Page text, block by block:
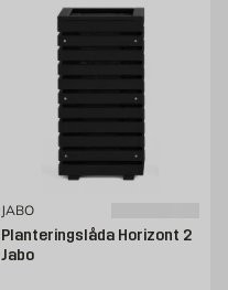
JABO
Planteringslåda Horizont 2
Jabo